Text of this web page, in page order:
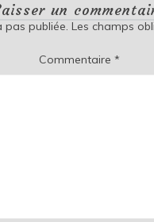
un
pas publiée. Les champs
Commentaire *